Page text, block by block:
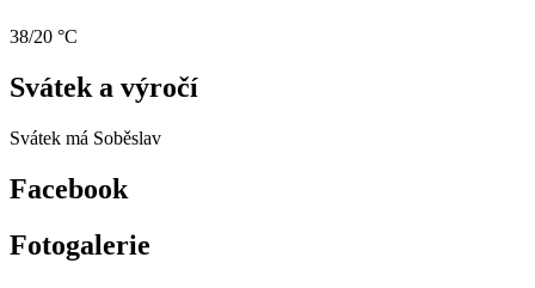
38/20 °C
Svátek a výročí
Svátek má Soběslav
Facebook
Fotogalerie